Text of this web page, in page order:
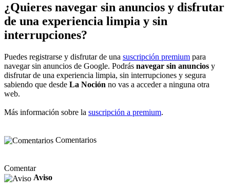
¿Quieres navegar sin anuncios y disfrutar
de una experiencia limpia y sin
interrupciones?
Puedes registrarse y disfrutar de una suscripción premium para
navegar sin anuncios de Google. Podrás navegar sin anuncios y
disfrutar de una experiencia limpia, sin interrupciones y segura
sabiendo que desde La Noción no vas a acceder a ninguna otra
web.
Más información sobre la suscripción a premium.
Comentarios
Comentar
Aviso